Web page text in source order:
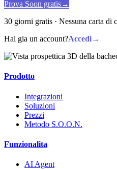
Prova Soon gratis→
30 giorni gratis · Nessuna carta di
Hai gia un account?Accedi→
Prodotto
Integrazioni
Soluzioni
Prezzi
Metodo S.O.O.N.
Funzionalita
AI Agent